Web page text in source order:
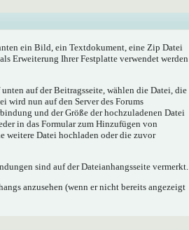
ein Bild, ein Textdokument, eine Zip Datei
Erweiterung Ihrer Festplatte verwendet werden
auf der Beitragsseite, wählen die Datei, die
wird nun auf den Server des Forums
und der Größe der hochzuladenen Datei
in das Formular zum Hinzufügen von
weitere Datei hochladen oder die zuvor
sind auf der Dateianhangsseite vermerkt.
anzusehen (wenn er nicht bereits angezeigt